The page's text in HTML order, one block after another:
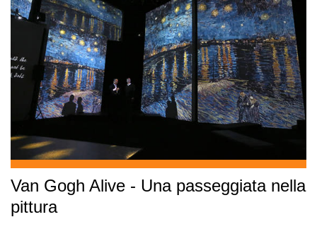
Van Gogh Alive - Una passeggiata nella
pittura